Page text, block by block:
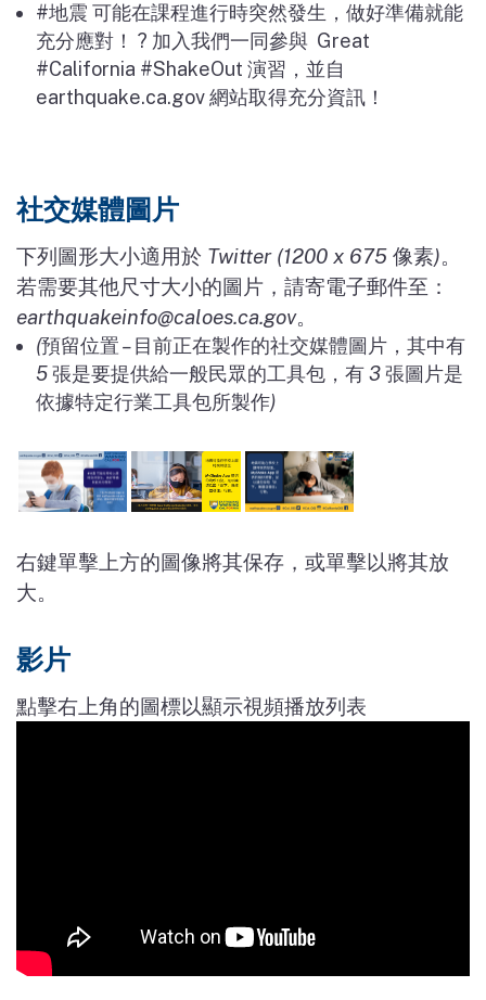
#地震 可能在課程進行時突然發生，做好準備就能
充分應對！ ? 加入我們一同參與 Great
#California #ShakeOut 演習，並自
earthquake.ca.gov網站取得充分資訊！
社交媒體圖片
下列圖形大小適用於 Twitter (1200 x 675 像素)。
若需要其他尺寸大小的圖片，請寄電子郵件至：
earthquakeinfo@caloes.ca.gov。
(預留位置–目前正在製作的社交媒體圖片，其中有
5張是要提供給一般民眾的工具包，有3張圖片是
依據特定行業工具包所製作)
右鍵單擊上方的圖像將其保存，或單擊以將其放
大。
影片
點擊右上角的圖標以顯示視頻播放列表